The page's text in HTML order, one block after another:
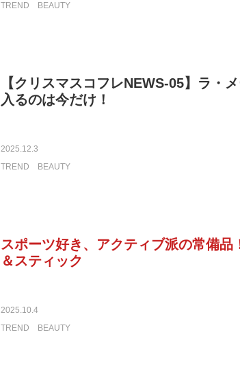
TREND
BEAUTY
【クリスマスコフレNEWS-05】ラ・
入るのは今だけ！
2025.12.3
TREND
BEAUTY
スポーツ好き、アクティブ派の常備
＆スティック
2025.10.4
TREND
BEAUTY